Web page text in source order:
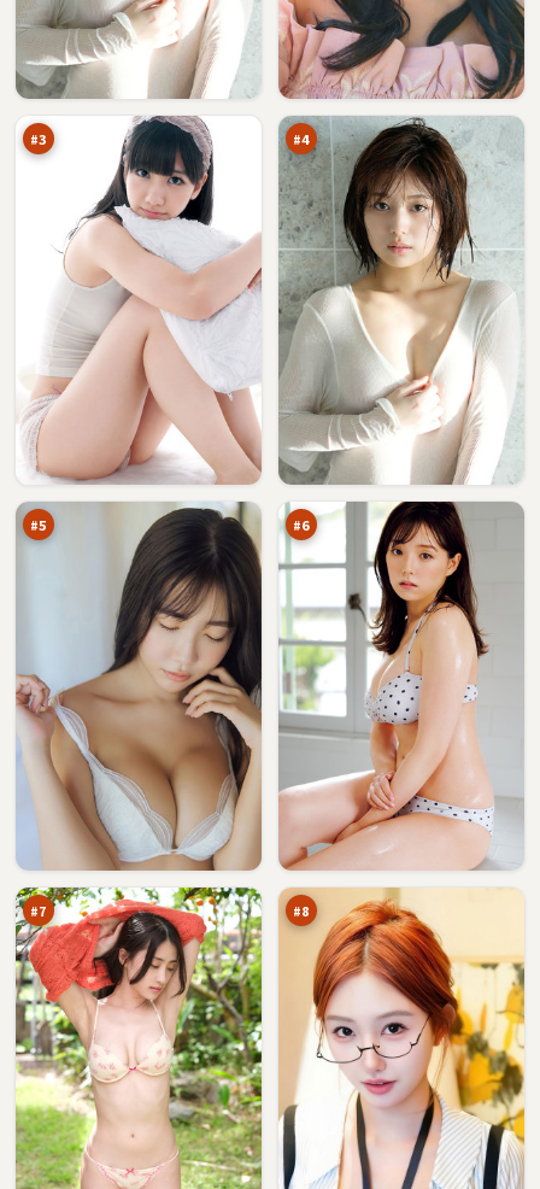
#3
暴
笔
记
97
万
#4
游
侠
猎
场
96
万
#5
深
海
来96
万
#6
山
季
风
95
万
#7
赤
焰
场万
#8
信
号
塔
91
万